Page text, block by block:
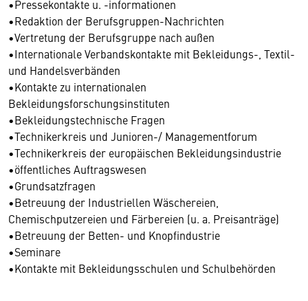
•Pressekontakte u. -informationen
•Redaktion der Berufsgruppen-Nachrichten
•Vertretung der Berufsgruppe nach außen
•Internationale Verbandskontakte mit Bekleidungs-, Textil-
und Handelsverbänden
•Kontakte zu internationalen
Bekleidungsforschungsinstituten
•Bekleidungstechnische Fragen
•Technikerkreis und Junioren-/ Managementforum
•Technikerkreis der europäischen Bekleidungsindustrie
•öffentliches Auftragswesen
•Grundsatzfragen
•Betreuung der Industriellen Wäschereien,
Chemischputzereien und Färbereien (u. a. Preisanträge)
•Betreuung der Betten- und Knopfindustrie
•Seminare
•Kontakte mit Bekleidungsschulen und Schulbehörden